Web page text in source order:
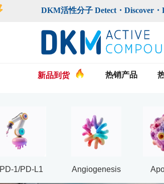
DKM活性分子 Detect・Discover
新品到货 热销产品
PD-1/PD-L1 Angiogenesis